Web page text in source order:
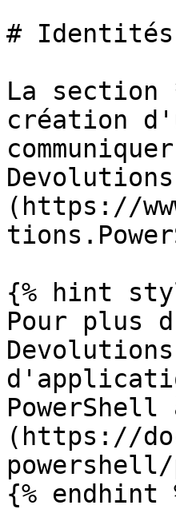
#
La
création
(https://
{% hint
Pour plus
(https://
{% endhint